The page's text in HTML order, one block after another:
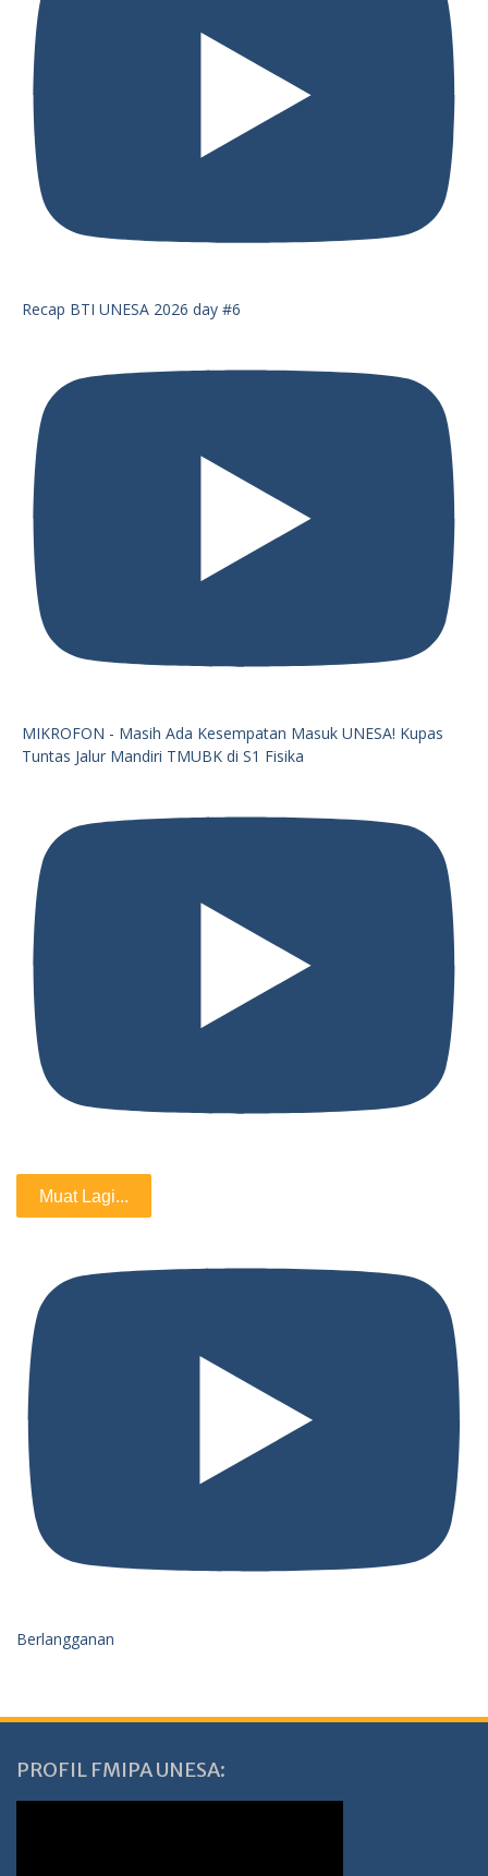
Recap BTI UNESA 2026 day #6
MIKROFON - Masih Ada Kesempatan Masuk UNESA! Kupas
Tuntas Jalur Mandiri TMUBK di S1 Fisika
Muat Lagi...
Berlangganan
PROFIL FMIPA UNESA: